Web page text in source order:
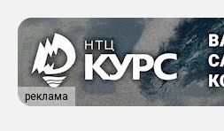
реклама